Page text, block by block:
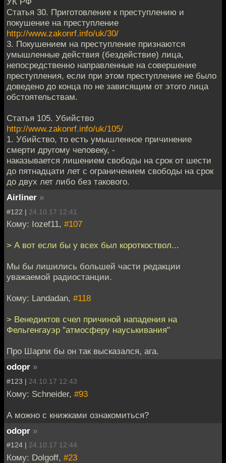
Статья 30. Приготовление к преступлению и
покушение на преступление
http://www.zakonrf.info/uk/30/
3. Покушением на преступление признаются
умышленные действия (бездействие) лица,
непосредственно направленные на совершение
преступления, если при этом преступление не было
доведено до конца по не зависящим от этого лица
обстоятельствам.
Статья 105. Убийство
http://www.zakonrf.info/uk/105/
1. Убийство, то есть умышленное причинение
смерти другому человеку, -
наказывается лишением свободы на срок от шести
до пятнадцати лет с ограничением свободы на срок
до двух лет либо без такового.
Airliner »
#122 | 24.10.17 12:41
Кому: Iozef11, #107
> А вот если бы у всех был короткоствол...
Мы бы лишились большей части редакции
уважаемой радиостанции.
Кому: Landadan, #118
> Венедиктов счел причиной нападения на
Фельгенгауэр "атмосферу науськивания"
Про Шарли бы он так высказался, ага.
odopr »
#123 | 24.10.17 12:43
Кому: Schneider, #93
А можно с книжками ознакомиться?
odopr »
#124 | 24.10.17 12:44
Кому: Dolgoff, #23